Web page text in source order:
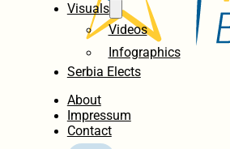
Visuals
Videos
Infographics
Serbia Elects
About
Impressum
Contact